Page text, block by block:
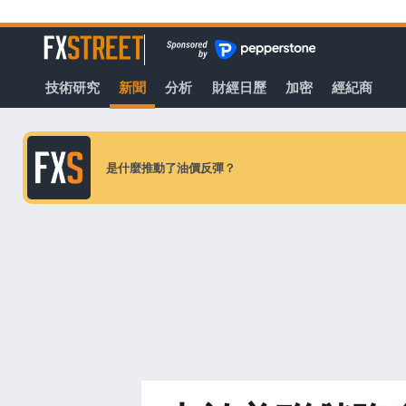
至
容
FXStreet
技術研究 新聞 分析 財經日歷 加密 經紀商
是什麼推動了油價反彈？